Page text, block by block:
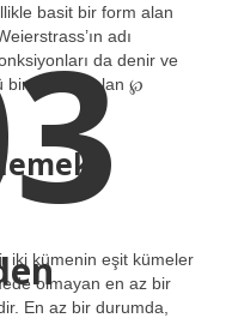
basit bir form alan
adı
da denir ve
bir p betiği olan ℘
iki kümenin eşit kümeler
olmayan en az bir
En az bir durumda,